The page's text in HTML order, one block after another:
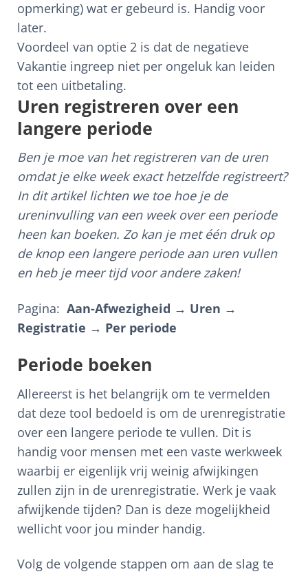
opmerking) wat er gebeurd is. Handig voor
later.
Voordeel van optie 2 is dat de negatieve
Vakantie ingreep niet per ongeluk kan leiden
tot een uitbetaling.
Uren registreren over een
langere periode
Ben je moe van het registreren van de uren
omdat je elke week exact hetzelfde registreert?
In dit artikel lichten we toe hoe je de
ureninvulling van een week over een periode
heen kan boeken. Zo kan je met één druk op
de knop een langere periode aan uren vullen
en heb je meer tijd voor andere zaken!
Pagina: Aan-Afwezigheid → Uren →
Registratie → Per periode
Periode boeken
Allereerst is het belangrijk om te vermelden
dat deze tool bedoeld is om de urenregistratie
over een langere periode te vullen. Dit is
handig voor mensen met een vaste werkweek
waarbij er eigenlijk vrij weinig afwijkingen
zullen zijn in de urenregistratie. Werk je vaak
afwijkende tijden? Dan is deze mogelijkheid
wellicht voor jou minder handig.
Volg de volgende stappen om aan de slag te